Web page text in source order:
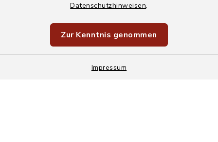
Datenschutzhinweisen.
Zur Kenntnis genommen
Impressum
Sitemap